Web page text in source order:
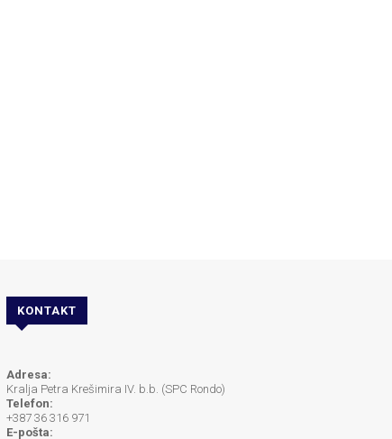
KONTAKT
Adresa:
Kralja Petra Krešimira IV. b.b. (SPC Rondo)
Telefon:
+387 36 316 971
E-pošta: